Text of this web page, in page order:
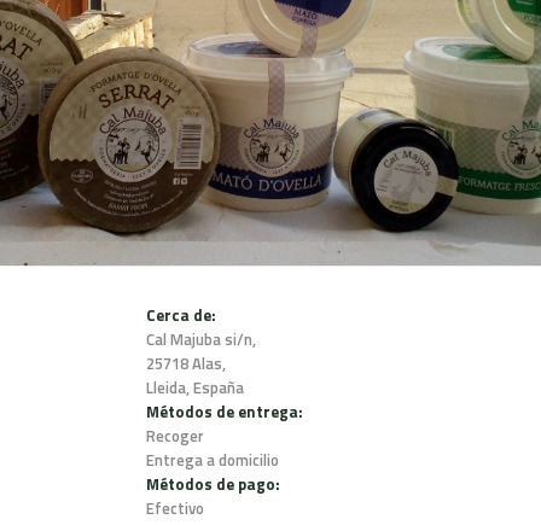
Cerca de:
Cal Majuba si/n,
25718 Alas,
Lleida, España
Métodos de entrega:
Recoger
Entrega a domicilio
Métodos de pago:
Efectivo